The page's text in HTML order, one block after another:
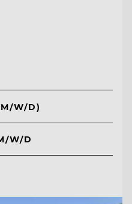
W/D)
W/D